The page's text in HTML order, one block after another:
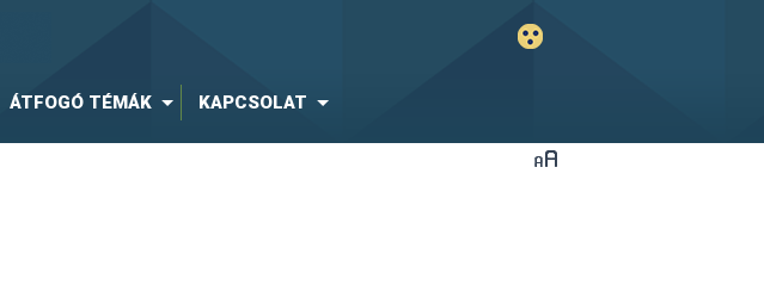
ÁTFOGÓ TÉMÁK KAPCSOLAT